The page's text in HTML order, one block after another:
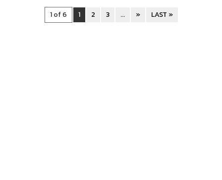
1 of 6 1 2 3 ... » LAST »